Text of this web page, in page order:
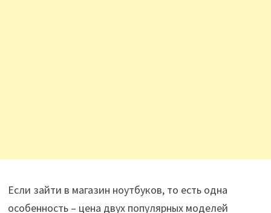
Если зайти в магазин ноутбуков, то есть одна
особенность – цена двух популярных моделей